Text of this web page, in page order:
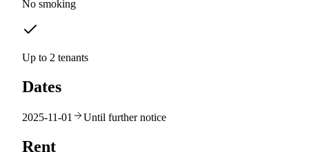
No smoking
Up to 2 tenants
Dates
2025-11-01 Until further notice
Rent